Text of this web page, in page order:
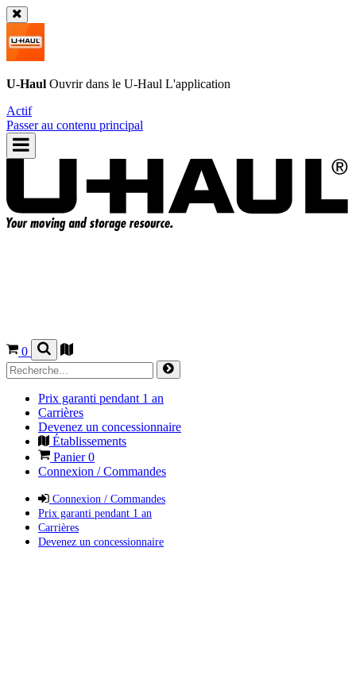
U-Haul Ouvrir dans le U-Haul L'application
Actif
Passer au contenu principal
0
Prix garanti pendant 1 an
Carrières
Devenez un concessionnaire
Établissements
Panier0
Connexion / Commandes
Connexion / Commandes
Prix garanti pendant 1 an
Carrières
Devenez un concessionnaire